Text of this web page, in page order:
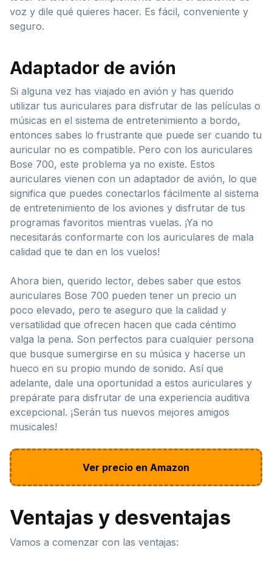
voz y dile qué quieres hacer. Es fácil, conveniente y
seguro.
Adaptador de avión
Si alguna vez has viajado en avión y has querido
utilizar tus auriculares para disfrutar de las películas o
músicas en el sistema de entretenimiento a bordo,
entonces sabes lo frustrante que puede ser cuando tu
auricular no es compatible. Pero con los auriculares
Bose 700, este problema ya no existe. Estos
auriculares vienen con un adaptador de avión, lo que
significa que puedes conectarlos fácilmente al sistema
de entretenimiento de los aviones y disfrutar de tus
programas favoritos mientras vuelas. ¡Ya no
necesitarás conformarte con los auriculares de mala
calidad que te dan en los vuelos!
Ahora bien, querido lector, debes saber que estos
auriculares Bose 700 pueden tener un precio un
poco elevado, pero te aseguro que la calidad y
versatilidad que ofrecen hacen que cada céntimo
valga la pena. Son perfectos para cualquier persona
que busque sumergirse en su música y hacerse un
hueco en su propio mundo de sonido. Así que
adelante, dale una oportunidad a estos auriculares y
prepárate para disfrutar de una experiencia auditiva
excepcional. ¡Serán tus nuevos mejores amigos
musicales!
Ver precio en Amazon
Ventajas y desventajas
Vamos a comenzar con las ventajas: